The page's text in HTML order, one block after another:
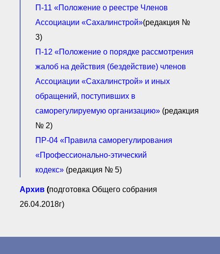
П-11 «Положение о реестре Членов
Ассоциации «Сахалинстрой»(редакция №
3)
П-12 «Положение о порядке рассмотрения
жалоб на действия (бездействие) членов
Ассоциации «Сахалинстрой» и иных
обращений, поступивших в
саморегулируемую организацию» (редакция
№ 2)
ПР-04 «Правила саморегулирования
«Профессионально-этический
кодекс» (редакция № 5)
Архив (подготовка Общего собрания
26.04.2018г)